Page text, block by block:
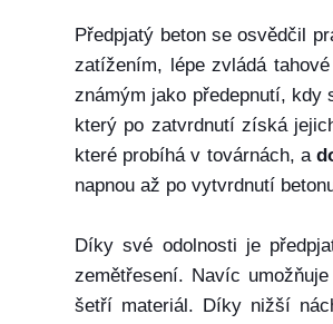
Předpjatý beton se osvědčil
zatížením, lépe zvládá
známým jako předepnutí, kdy
který po zatvrdnutí získá
které probíhá v továrnách, a
napnou až po vytvrdnutí
Díky své odolnosti je
zemětřesení. Navíc
šetří materiál. Díky nižší